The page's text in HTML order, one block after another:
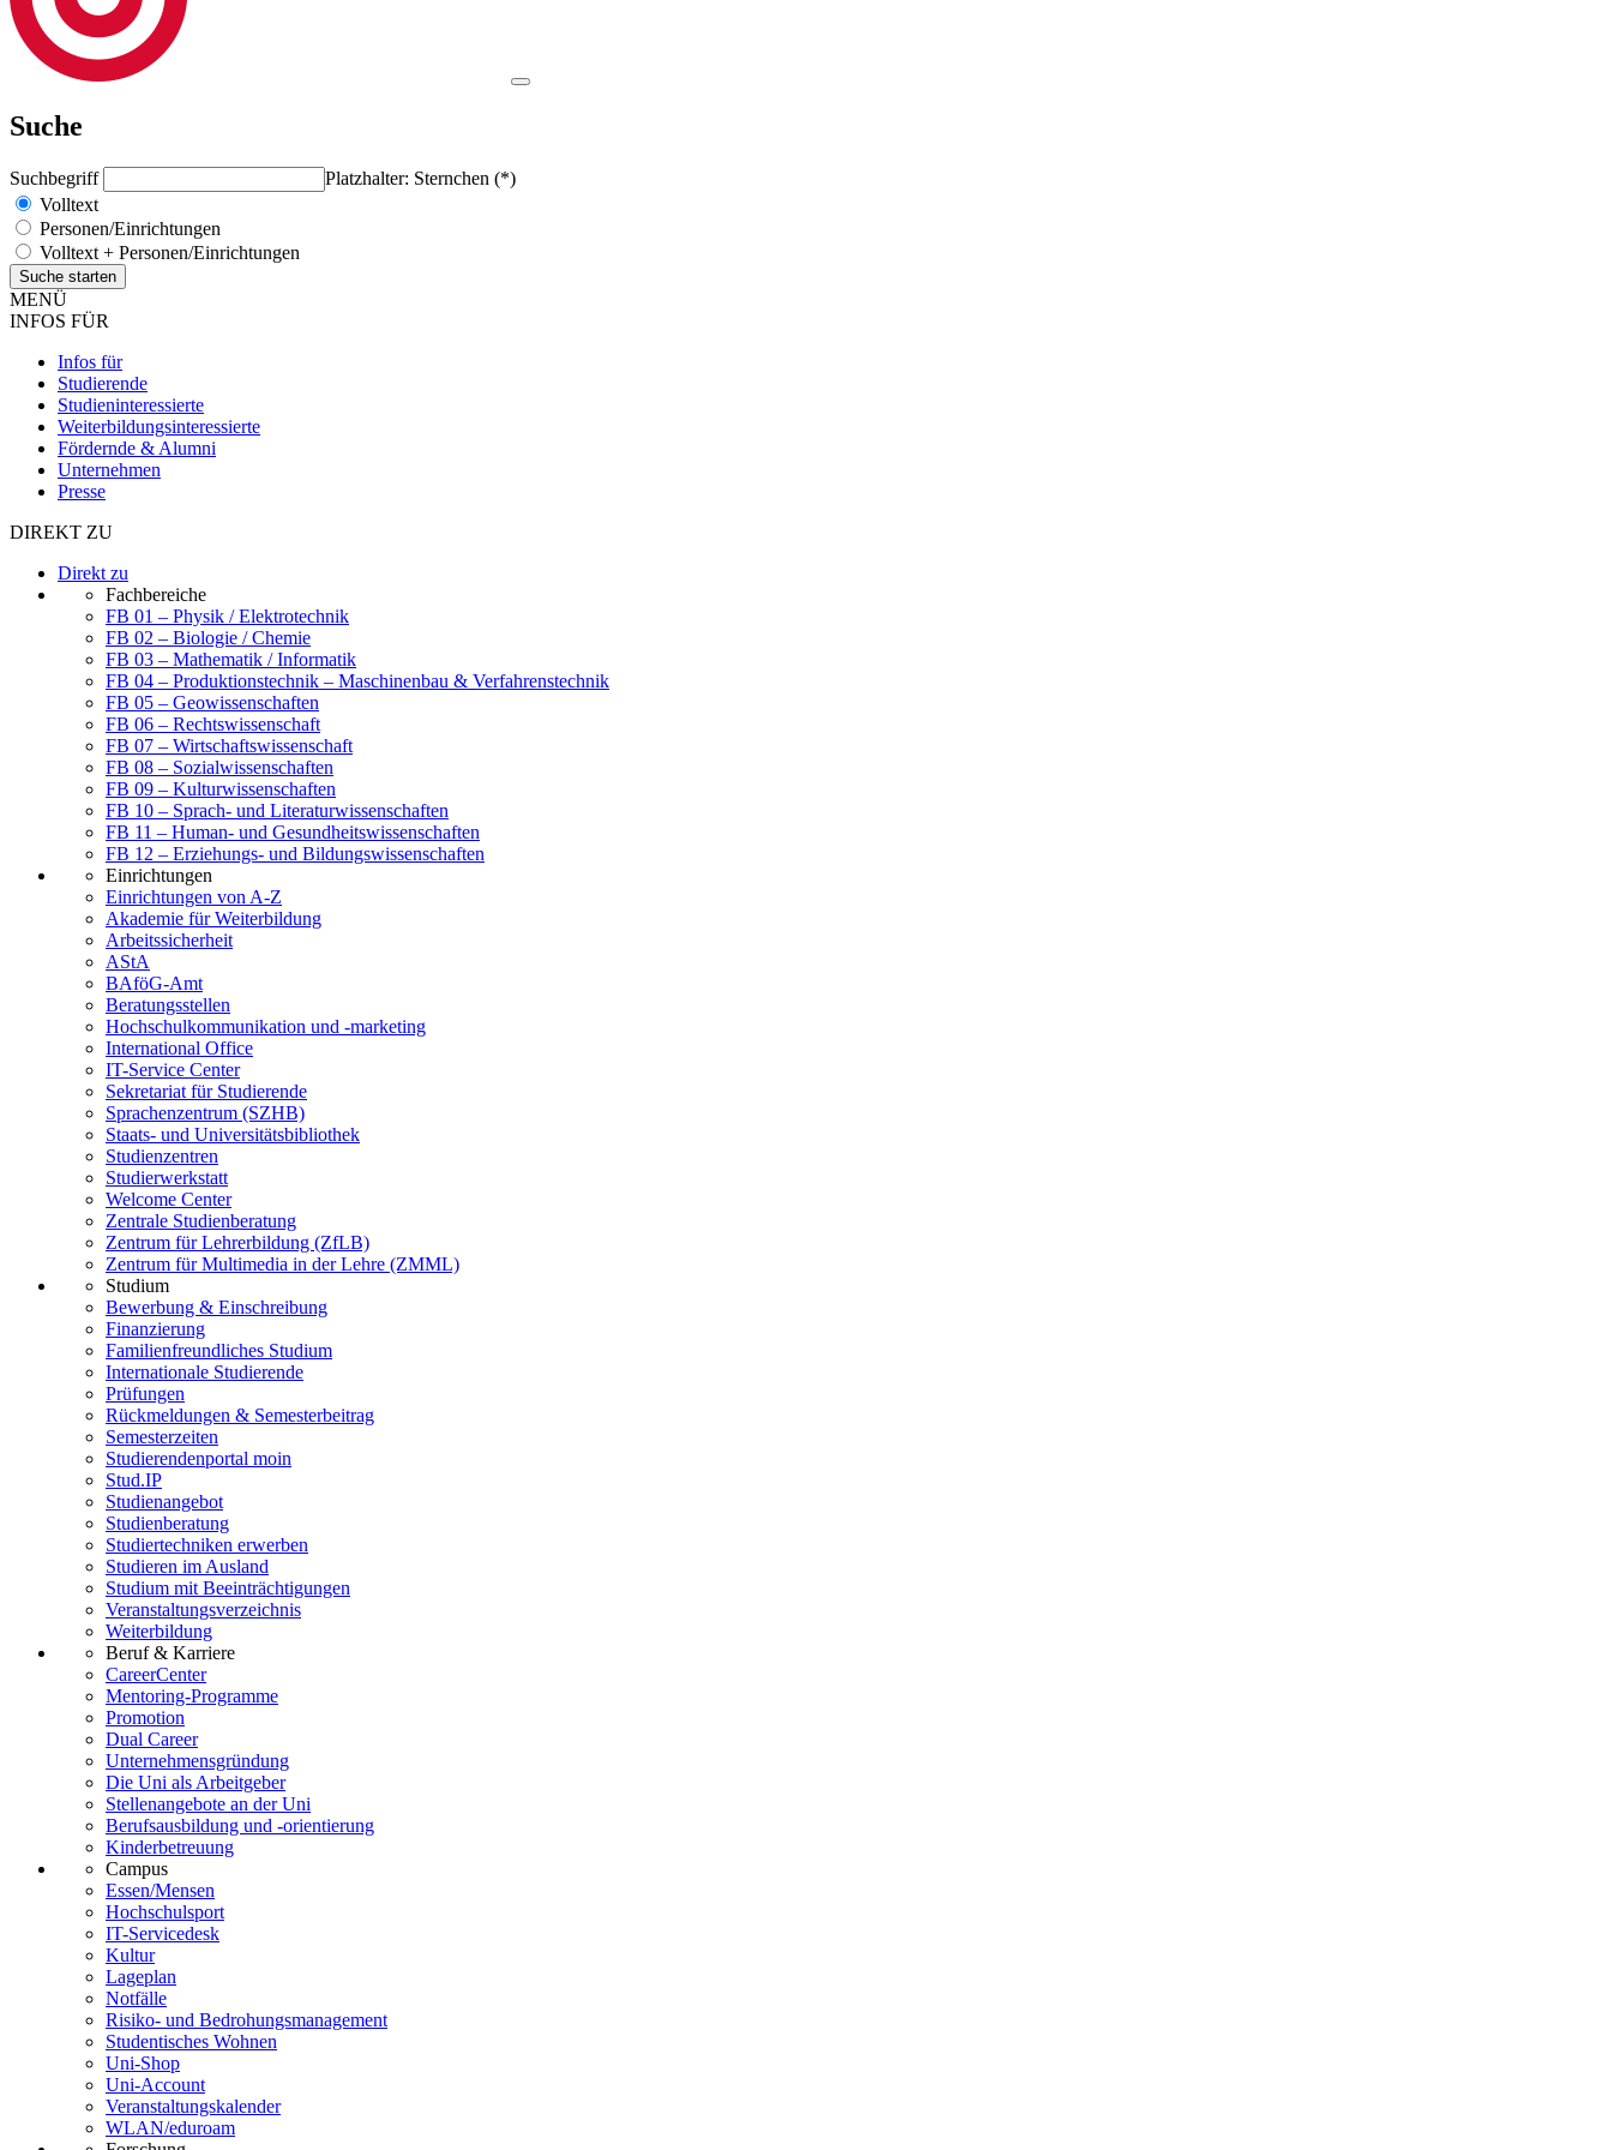
Suche
Suchbegriff
Platzhalter: Sternchen (*)
Volltext
Personen/Einrichtungen
Volltext + Personen/Einrichtungen
MENÜ
INFOS FÜR
Infos für
Studierende
Studieninteressierte
Weiterbildungsinteressierte
Fördernde & Alumni
Unternehmen
Presse
DIREKT ZU
Direkt zu
Fachbereiche
FB 01 – Physik / Elektrotechnik
FB 02 – Biologie / Chemie
FB 03 – Mathematik / Informatik
FB 04 – Produktionstechnik – Maschinenbau & Verfahrenstechnik
FB 05 – Geowissenschaften
FB 06 – Rechtswissenschaft
FB 07 – Wirtschaftswissenschaft
FB 08 – Sozialwissenschaften
FB 09 – Kulturwissenschaften
FB 10 – Sprach- und Literaturwissenschaften
FB 11 – Human- und Gesundheitswissenschaften
FB 12 – Erziehungs- und Bildungswissenschaften
Einrichtungen
Einrichtungen von A-Z
Akademie für Weiterbildung
Arbeitssicherheit
AStA
BAföG-Amt
Beratungsstellen
Hochschulkommunikation und -marketing
International Office
IT-Service Center
Sekretariat für Studierende
Sprachenzentrum (SZHB)
Staats- und Universitätsbibliothek
Studienzentren
Studierwerkstatt
Welcome Center
Zentrale Studienberatung
Zentrum für Lehrerbildung (ZfLB)
Zentrum für Multimedia in der Lehre (ZMML)
Studium
Bewerbung & Einschreibung
Finanzierung
Familienfreundliches Studium
Internationale Studierende
Prüfungen
Rückmeldungen & Semesterbeitrag
Semesterzeiten
Studierendenportal moin
Stud.IP
Studienangebot
Studienberatung
Studiertechniken erwerben
Studieren im Ausland
Studium mit Beeinträchtigungen
Veranstaltungsverzeichnis
Weiterbildung
Beruf & Karriere
CareerCenter
Mentoring-Programme
Promotion
Dual Career
Unternehmensgründung
Die Uni als Arbeitgeber
Stellenangebote an der Uni
Berufsausbildung und -orientierung
Kinderbetreuung
Campus
Essen/Mensen
Hochschulsport
IT-Servicedesk
Kultur
Lageplan
Notfälle
Risiko- und Bedrohungsmanagement
Studentisches Wohnen
Uni-Shop
Uni-Account
Veranstaltungskalender
WLAN/eduroam